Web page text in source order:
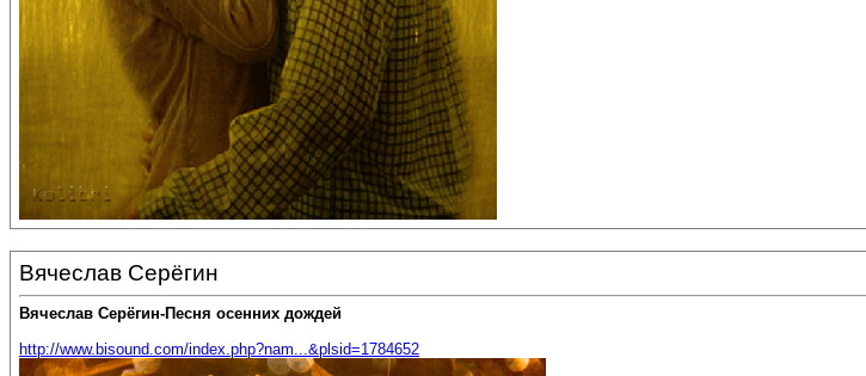
Вячеслав Серёгин
Вячеслав Серёгин-Песня осенних дождей
http://www.bisound.com/index.php?nam...&plsid=1784652